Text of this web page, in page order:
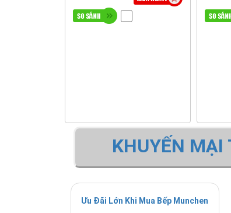
KHUYẾN MẠI
Ưu Đãi Lớn Khi Mua Bếp Munchen